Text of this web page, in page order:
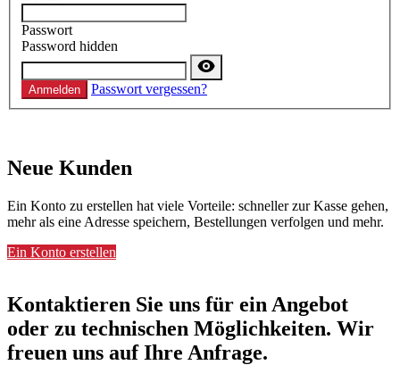
Passwort
Password hidden
Anmelden Passwort vergessen?
Neue Kunden
Ein Konto zu erstellen hat viele Vorteile: schneller zur Kasse gehen,
mehr als eine Adresse speichern, Bestellungen verfolgen und mehr.
Ein Konto erstellen
Kontaktieren Sie uns für ein Angebot
oder zu technischen Möglichkeiten. Wir
freuen uns auf Ihre Anfrage.